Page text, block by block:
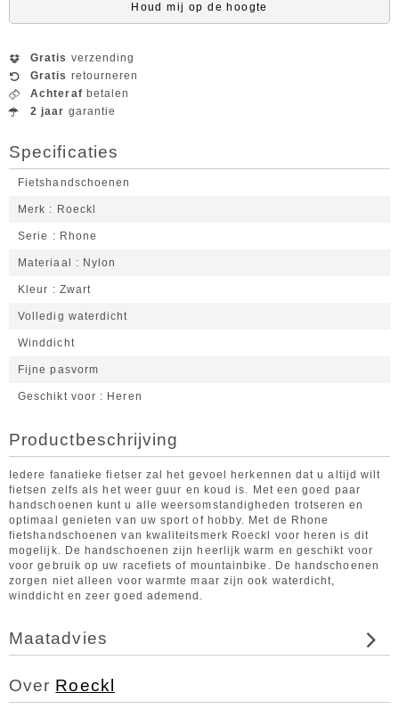
Houd mij op de hoogte
Gratis verzending
Gratis retourneren
Achteraf betalen
2 jaar garantie
Specificaties
Fietshandschoenen
Merk Roeckl
Serie Rhone
Materiaal Nylon
Kleur Zwart
Volledig waterdicht
Winddicht
Fijne pasvorm
Geschikt voor Heren
Productbeschrijving
Iedere fanatieke fietser zal het gevoel herkennen dat u altijd wilt
fietsen zelfs als het weer guur en koud is. Met een goed paar
handschoenen kunt u alle weersomstandigheden trotseren en
optimaal genieten van uw sport of hobby. Met de Rhone
fietshandschoenen van kwaliteitsmerk Roeckl voor heren is dit
mogelijk. De handschoenen zijn heerlijk warm en geschikt voor
voor gebruik op uw racefiets of mountainbike. De handschoenen
zorgen niet alleen voor warmte maar zijn ook waterdicht,
winddicht en zeer goed ademend.
Maatadvies
Over Roeckl